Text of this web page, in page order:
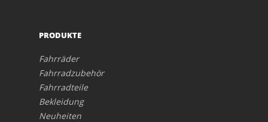
PRODUKTE
Fahrräder
Fahrradzubehör
Fahrradteile
Bekleidung
Neuheiten